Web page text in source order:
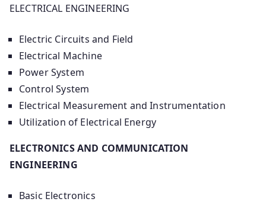
ELECTRICAL ENGINEERING
Electric Circuits and Field
Electrical Machine
Power System
Control System
Electrical Measurement and Instrumentation
Utilization of Electrical Energy
ELECTRONICS AND COMMUNICATION
ENGINEERING
Basic Electronics